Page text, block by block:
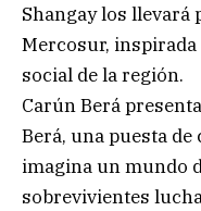
Shangay los llevará
Mercosur,
social de la región.
Carún Berá
Berá, una puesta
imagina un mundo
sobrevivientes